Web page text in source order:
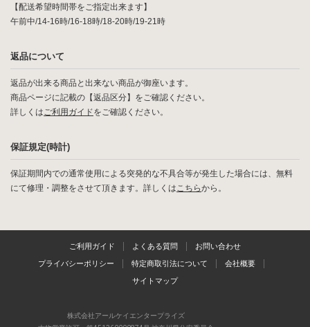
【配送希望時間帯をご指定出来ます】
午前中/14-16時/16-18時/18-20時/19-21時
返品について
返品が出来る商品と出来ない商品が御座います。
商品ページに記載の【返品区分】をご確認ください。
詳しくはご利用ガイドをご確認ください。
保証規定(時計)
保証期間内での通常使用による突発的な不具合等が発生した場合には、無料
にて修理・調整をさせて頂きます。詳しくはこちらから。
ご利用ガイド よくある質問 お問い合わせ
プライバシーポリシー 特定商取引法について 会社概要
サイトマップ
株式会社アールケイエンタープライズ